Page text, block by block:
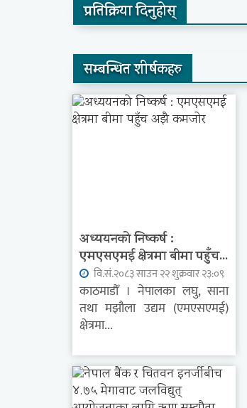
प्रतिक्रिया दिनुहोस्
सम्बन्धित शीर्षकहरु
अध्ययनको निष्कर्ष :
एमएसएमई क्षेत्रमा बीमा पहुँच...
वि.सं.२०८३ साउन २२ शुक्रवार २३:०९
काठमाडौँ । नेपालका लघु, साना
तथा मझौला उद्यम (एमएसएमई)
क्षेत्रमा...